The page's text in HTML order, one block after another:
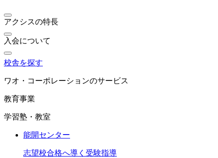
アクシスの特長
入会について
校舎を探す
ワオ・コーポレーションのサービス
教育事業
学習塾・教室
能開センター
志望校合格へ導く受験指導